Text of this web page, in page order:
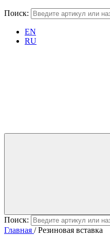
Поиск:
EN
RU
Поиск:
Главная /Резиновая вставка